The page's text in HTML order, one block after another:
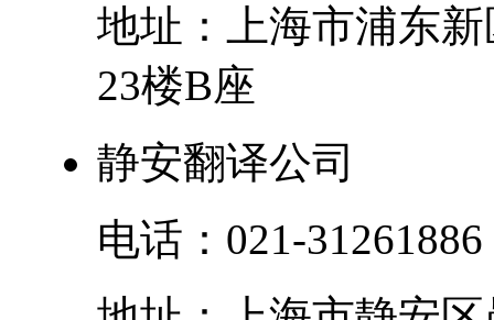
地址：
上海市浦东新
23楼B座
静安翻译公司
电话： 021-31261886